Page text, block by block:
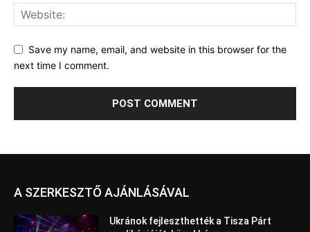
Save my name, email, and website in this browser for the
next time I comment.
A SZERKESZTŐ AJÁNLÁSÁVAL
Ukránok fejleszthették a Tisza Párt